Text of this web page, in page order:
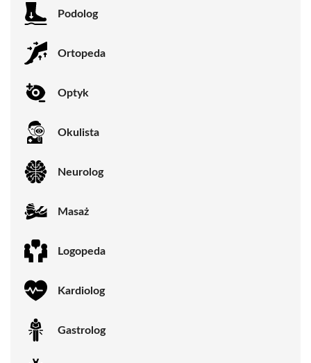
Podolog
Ortopeda
Optyk
Okulista
Neurolog
Masaż
Logopeda
Kardiolog
Gastrolog